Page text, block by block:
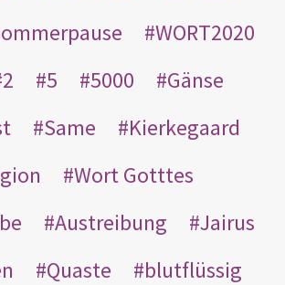
WORT2020
2 5 5000
Gänse
Same
Kierkegaard
Wort Gotttes
Austreibung
Jairus
Quaste
blutflüssig